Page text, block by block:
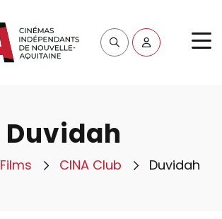
Duvidah
Films CINA Club Duvidah